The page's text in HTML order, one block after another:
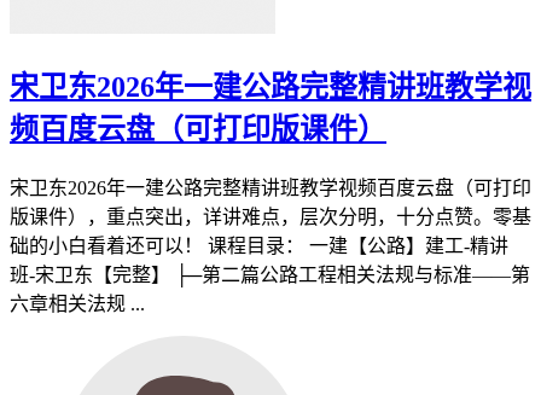
宋卫东2026年一建公路完整精讲班教学视
频百度云盘（可打印版课件）
宋卫东2026年一建公路完整精讲班教学视频百度云盘（可打印
版课件），重点突出，详讲难点，层次分明，十分点赞。零基
础的小白看着还可以！ 课程目录： 一建【公路】建工-精讲
班-宋卫东【完整】 ├─第二篇公路工程相关法规与标准——第
六章相关法规 ...